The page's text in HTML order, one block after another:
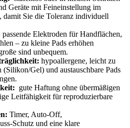
Geräte mit Feineinstellung im
Sie die Toleranz ​individuell‌
passende Elektroden ⁤für Handflächen,
– zu kleine Pads‍ erhöhen
‍sind unbequem.
hypoallergene, leicht zu⁤
Gel) und austauschbare⁣ Pads
⁢ gute Haftung ohne übermäßigen⁣
Leitfähigkeit für reproduzierbare⁣
Timer, Auto‑Off,
⁤und ​eine‍ klare